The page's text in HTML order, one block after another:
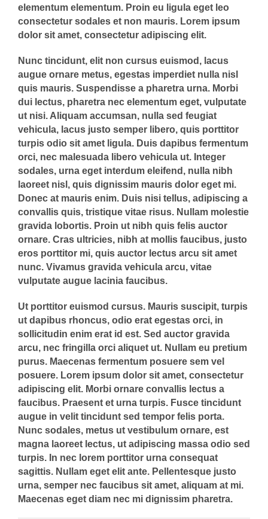
elementum elementum. Proin eu ligula eget leo
consectetur sodales et non mauris. Lorem ipsum
dolor sit amet, consectetur adipiscing elit.
Nunc tincidunt, elit non cursus euismod, lacus
augue ornare metus, egestas imperdiet nulla nisl
quis mauris. Suspendisse a pharetra urna. Morbi
dui lectus, pharetra nec elementum eget, vulputate
ut nisi. Aliquam accumsan, nulla sed feugiat
vehicula, lacus justo semper libero, quis porttitor
turpis odio sit amet ligula. Duis dapibus fermentum
orci, nec malesuada libero vehicula ut. Integer
sodales, urna eget interdum eleifend, nulla nibh
laoreet nisl, quis dignissim mauris dolor eget mi.
Donec at mauris enim. Duis nisi tellus, adipiscing a
convallis quis, tristique vitae risus. Nullam molestie
gravida lobortis. Proin ut nibh quis felis auctor
ornare. Cras ultricies, nibh at mollis faucibus, justo
eros porttitor mi, quis auctor lectus arcu sit amet
nunc. Vivamus gravida vehicula arcu, vitae
vulputate augue lacinia faucibus.
Ut porttitor euismod cursus. Mauris suscipit, turpis
ut dapibus rhoncus, odio erat egestas orci, in
sollicitudin enim erat id est. Sed auctor gravida
arcu, nec fringilla orci aliquet ut. Nullam eu pretium
purus. Maecenas fermentum posuere sem vel
posuere. Lorem ipsum dolor sit amet, consectetur
adipiscing elit. Morbi ornare convallis lectus a
faucibus. Praesent et urna turpis. Fusce tincidunt
augue in velit tincidunt sed tempor felis porta.
Nunc sodales, metus ut vestibulum ornare, est
magna laoreet lectus, ut adipiscing massa odio sed
turpis. In nec lorem porttitor urna consequat
sagittis. Nullam eget elit ante. Pellentesque justo
urna, semper nec faucibus sit amet, aliquam at mi.
Maecenas eget diam nec mi dignissim pharetra.